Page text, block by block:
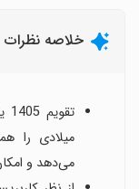
خلاصه نظرات
میلادی را
می‌دهد و